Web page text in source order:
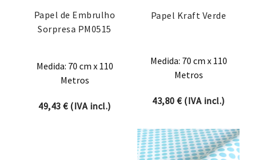
Papel de Embrulho
Sorpresa PM0515
Medida: 70 cm x 110
Metros
49,43€(IVA incl.)
Papel Kraft Verde
Medida: 70 cm x 110
Metros
43,80€(IVA incl.)